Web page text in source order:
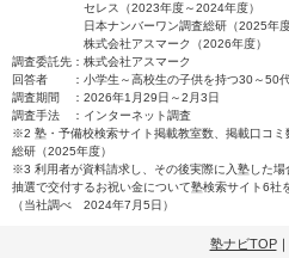
セレス（2023年度～2024年度）
日本ナンバーワン調査総研（2025年度
株式会社アスマーク（2026年度）
調査委託先：株式会社アスマーク
回答者 ：小学生～高校生の子供を持つ30～50
調査期間 ：2026年1月29日～2月3日
調査手法 ：インターネット調査
※2 塾・予備校検索サイト掲載教室数、掲載口コ
総研（2025年度）
※3 利用者が資料請求し、その後実際に入塾した場
抽選で交付するお祝い金について塾検索サイト6社
（当社調べ 2024年7月5日）
塾ナビTOP｜